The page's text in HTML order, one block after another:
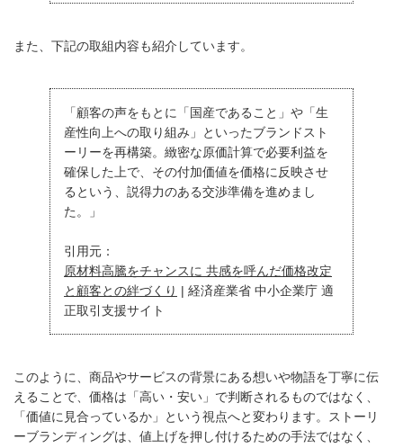
また、下記の取組内容も紹介しています。
「顧客の声をもとに「国産であること」や「生
産性向上への取り組み」といったブランドスト
ーリーを再構築。緻密な原価計算で必要利益を
確保した上で、その付加価値を価格に反映させ
るという、説得力のある交渉準備を進めまし
た。」
引用元：
原材料高騰をチャンスに 共感を呼んだ価格改定
と顧客との絆づくり | 経済産業省 中小企業庁 適
正取引支援サイト
このように、商品やサービスの背景にある想いや物語を丁寧に伝
えることで、価格は「高い・安い」で判断されるものではなく、
「価値に見合っているか」という視点へと変わります。ストーリ
ーブランディングは、値上げを押し付けるための手法ではなく、